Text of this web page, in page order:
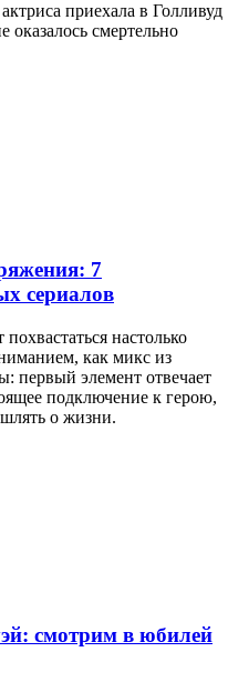
приехала в Голливуд
оказалось смертельно
7
сериалов
настолько
как микс из
первый элемент отвечает
подключение к герою,
о жизни.
смотрим в юбилей